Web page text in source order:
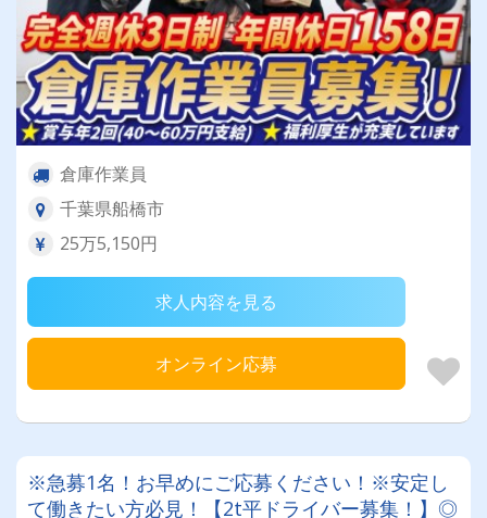
倉庫作業員
千葉県船橋市
25万5,150円
求人内容を見る
オンライン応募
※急募1名！お早めにご応募ください！※安定し
て働きたい方必見！【2t平ドライバー募集！】◎